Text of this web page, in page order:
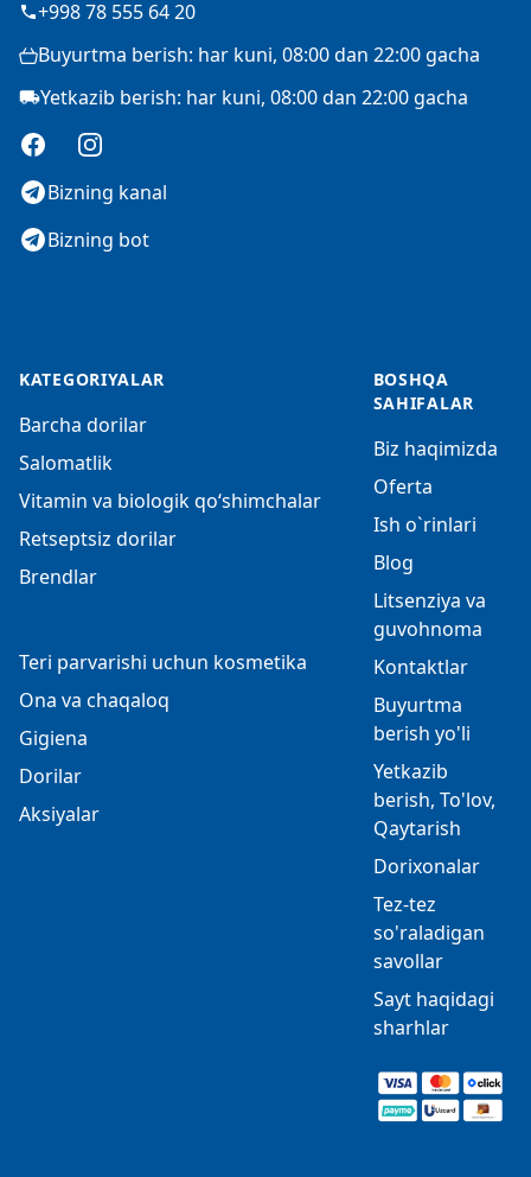
+998 78 555 64 20
Buyurtma berish: har kuni, 08:00 dan 22:00 gacha
Yetkazib berish: har kuni, 08:00 dan 22:00 gacha
FacebookInstagram
Bizning kanal
Bizning bot
KATEGORIYALAR
Barcha dorilar
Salomatlik
Vitamin va biologik qo‘shimchalar
Retseptsiz dorilar
Brendlar
Teri parvarishi uchun kosmetika
Ona va chaqaloq
Gigiena
Dorilar
Aksiyalar
BOSHQA
SAHIFALAR
Biz haqimizda
Oferta
Ish o`rinlari
Blog
Litsenziya va
guvohnoma
Kontaktlar
Buyurtma
berish yo'li
Yetkazib
berish, To'lov,
Qaytarish
Dorixonalar
Tez-tez
so'raladigan
savollar
Sayt haqidagi
sharhlar